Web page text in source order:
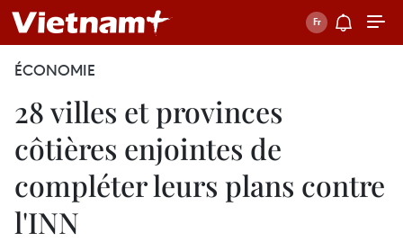
ÉCONOMIE
28 villes et provinces
côtières enjointes de
compléter leurs plans contre
l'INN